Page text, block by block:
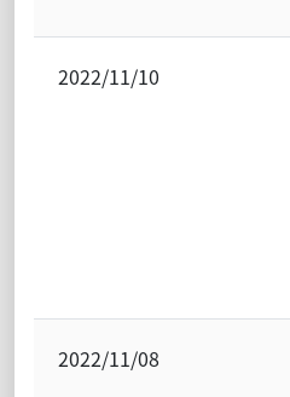
2022/11/10
2022/11/08